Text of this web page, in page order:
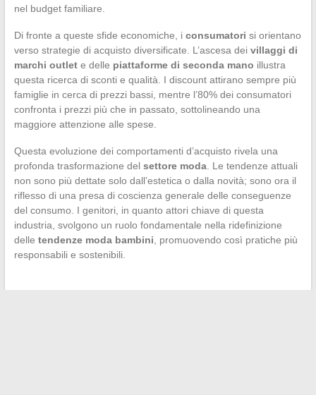
nel budget familiare.
Di fronte a queste sfide economiche, i consumatori si orientano
verso strategie di acquisto diversificate. L’ascesa dei villaggi di
marchi outlete delle piattaforme di seconda mano illustra
questa ricerca di sconti e qualità. I discount attirano sempre più
famiglie in cerca di prezzi bassi, mentre l’80% dei consumatori
confronta i prezzi più che in passato, sottolineando una
maggiore attenzione alle spese.
Questa evoluzione dei comportamenti d’acquisto rivela una
profonda trasformazione del settore moda. Le tendenze attuali
non sono più dettate solo dall’estetica o dalla novità; sono ora il
riflesso di una presa di coscienza generale delle conseguenze
del consumo. I genitori, in quanto attori chiave di questa
industria, svolgono un ruolo fondamentale nella ridefinizione
delle tendenze moda bambini , promuovendo così pratiche più
responsabili e sostenibili.